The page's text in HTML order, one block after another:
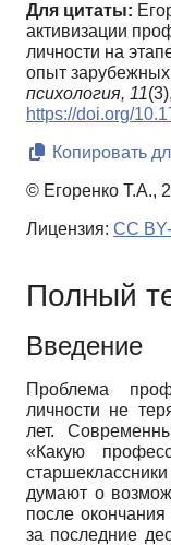
Для цитаты:
активизации
личности на
опыт зарубежных
психология, 11
https://doi.org/
Копировать
© Егоренко Т.А.,
Лицензия: CC
Полный
Введение
Проблема
личности не
лет.
«Какую
думают о
после
за последние